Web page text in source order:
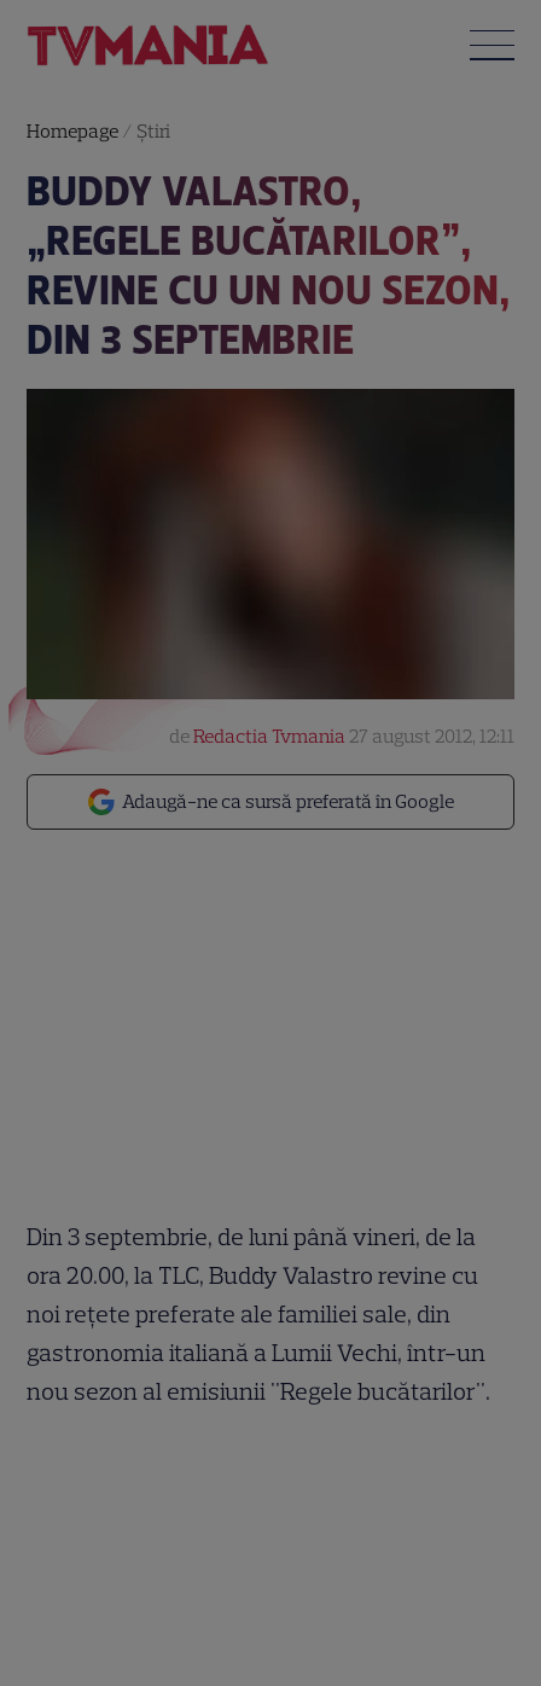
Homepage / Știri
BUDDY VALASTRO,
„REGELE BUCĂTARILOR”,
REVINE CU UN NOU SEZON,
DIN 3 SEPTEMBRIE
Adaugă-ne ca sursă preferată în Google
deRedactia Tvmania 27 august 2012, 12:11
Din 3 septembrie, de luni până vineri, de la
ora 20.00, la TLC, Buddy Valastro revine cu
noi reţete preferate ale familiei sale, din
gastronomia italiană a Lumii Vechi, într-un
nou sezon al emisiunii "Regele bucătarilor".